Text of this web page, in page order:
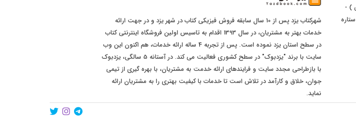
) -
شهرکتاب یزد پس از 10 سال سابقه فروش فیزیکی کتاب در شهر یزد و در جهت ارائه
خدمات بهتر به مشتریان، در سال 1393 اقدام به تاسیس اولین فروشگاه اینترنتی کتاب
در سطح استان یزد نموده است. پس از تجربه 4 ساله ارائه خدمات، هم اکنون این وب
سایت با برند "یزدبوک" در سطح کشوری فعالیت می کند. در آستانه 5 سالگی، یزدبوک
با بازطراحی مجدد سایت و فرایندهای ارائه خدمت به مشتریان، با بهره گیری از تیمی
جوان، خلاق و کارآمد در تلاش است تا خدمات با کیفیت بهتری را به مشتریان ارائه
نماید.